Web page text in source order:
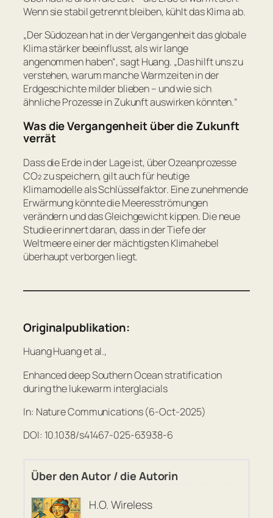
Wenn sie stabil getrennt bleiben, kühlt das Klima ab.
„Der Südozean hat in der Vergangenheit das globale
Klima stärker beeinflusst, als wir lange
angenommen haben“, sagt Huang. „Das hilft uns zu
verstehen, warum manche Warmzeiten in der
Erdgeschichte milder blieben – und wie sich
ähnliche Prozesse in Zukunft auswirken könnten.“
Was die Vergangenheit über die Zukunft
verrät
Dass die Erde in der Lage ist, über Ozeanprozesse
CO₂ zu speichern, gilt auch für heutige
Klimamodelle als Schlüsselfaktor. Eine zunehmende
Erwärmung könnte die Meeresströmungen
verändern und das Gleichgewicht kippen. Die neue
Studie erinnert daran, dass in der Tiefe der
Weltmeere einer der mächtigsten Klimahebel
überhaupt verborgen liegt.
Originalpublikation:
Huang Huang et al.,
Enhanced deep Southern Ocean stratification
during the lukewarm interglacials
In: Nature Communications (6-Oct-2025)
DOI: 10.1038/s41467-025-63938-6
Über den Autor / die Autorin
H.O. Wireless